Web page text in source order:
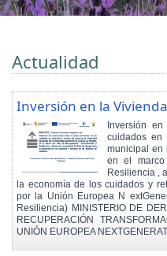
Actualidad
Inversión en la
Inversión
cuidados en
municipal en
en el marco
Resiliencia ,
la economía de los cuidados y
por la Unión Europea N
Resiliencia) MINISTERIO DE
RECUPERACIÓN
UNIÓN EUROPEA